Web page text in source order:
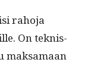
raho­ja
On teknis­
mak­samaan